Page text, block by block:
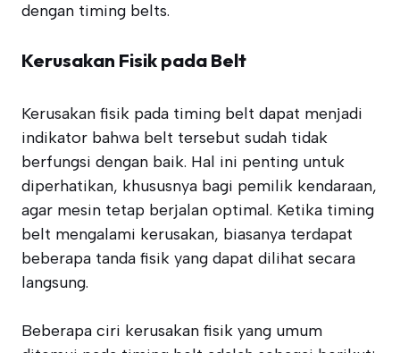
dengan timing belts.
Kerusakan Fisik pada Belt
Kerusakan fisik pada timing belt dapat menjadi
indikator bahwa belt tersebut sudah tidak
berfungsi dengan baik. Hal ini penting untuk
diperhatikan, khususnya bagi pemilik kendaraan,
agar mesin tetap berjalan optimal. Ketika timing
belt mengalami kerusakan, biasanya terdapat
beberapa tanda fisik yang dapat dilihat secara
langsung.
Beberapa ciri kerusakan fisik yang umum